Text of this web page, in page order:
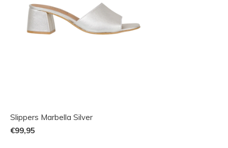
Slippers Marbella Silver
€99,95